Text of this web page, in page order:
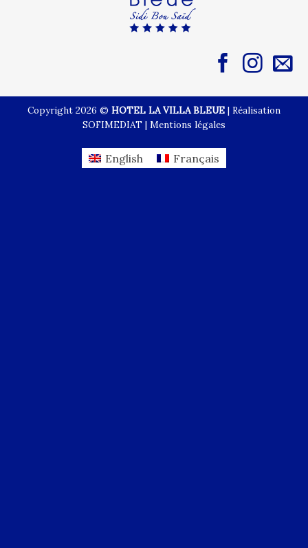
Copyright 2026 © HOTEL LA VILLA BLEUE | Réalisation
SOFIMEDIAT | Mentions légales
English Français